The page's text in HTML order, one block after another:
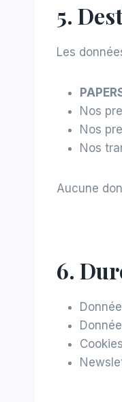
5.
Les
Nos
Nos
Nos
Aucune
6.